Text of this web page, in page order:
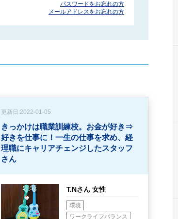
パスワードをお忘れの方
メールアドレスをお忘れの方
更新日:2022-01-05
きっかけは職業訓練校。お金が好き⇒
好きを仕事に！ 一生の仕事を求め、経
理職にキャリアチェンジしたスタッフ
さん
T.Nさん 女性
環境
ワークライフバランス